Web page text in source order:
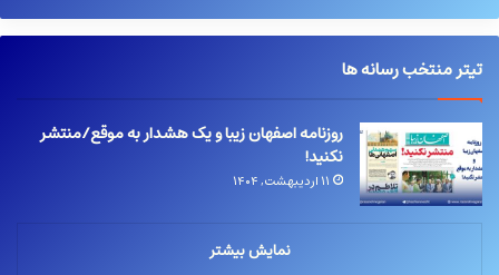
تیتر منتخب رسانه ها
روزنامه اصفهان زیبا و یک هشدار به موقع/منتشر
نکنید!
۱۱ اردیبهشت, ۱۴۰۴
نمایش بیشتر